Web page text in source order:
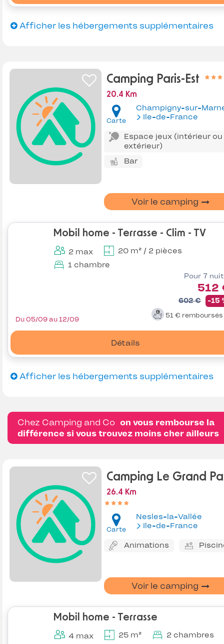
Afficher les hébergements supplémentaires
Camping Paris-Est
20.4 Km
Carte
Champigny-sur-
Ile-de-France
Espace jeux (intérieur ou
extérieur)
Bar
Voir le camping
Mobil home - Terrasse - Clim - TV
2 max
20 m² / 2 pièces
1 chambre
Pour 7
512
602 € -15
51 € remboursés
Détails
Du 05/09 au 12/09
Afficher les hébergements supplémentaires
Chez Camping and Co on vous rembourse la
différence si vous trouvez moins cher ailleurs
Camping Le Grand
26.4 Km
Carte
Nesles-la-Vallée
Ile-de-France
Animations
Voir le camping
Mobil home - Terrasse
4 max 25 m² 2 chambres